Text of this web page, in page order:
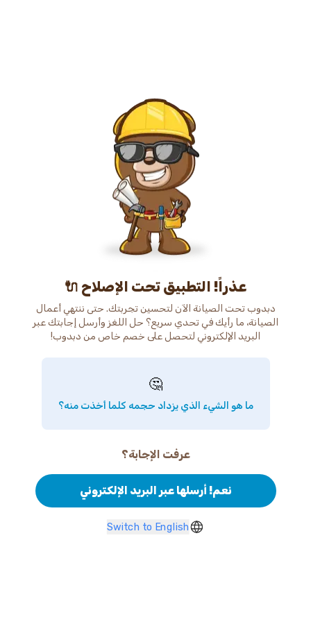
عذراً! التطبيق تحت الإصلاح 🔌
دبدوب تحت الصيانة الآن لتحسين تجربتك. حتى ننتهي أعمال
الصيانة، ما رأيك في تحدي سريع؟ حل اللغز وأرسل إجابتك عبر
البريد الإلكتروني لتحصل على خصم خاص من دبدوب!
🤔
ما هو الشيء الذي يزداد حجمه كلما أخذت منه؟
عرفت الإجابة؟
نعم! أرسلها عبر البريد الإلكتروني
Switch to English